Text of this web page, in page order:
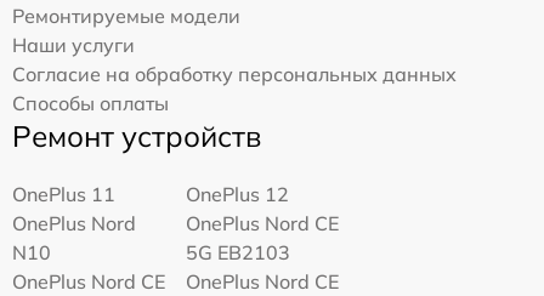
Ремонтируемые модели
Наши услуги
Согласие на обработку персональных данных
Способы оплаты
Ремонт устройств
OnePlus 11
OnePlus 12
OnePlus Nord
N10
OnePlus Nord CE
5G EB2103
OnePlus Nord CE
OnePlus Nord CE